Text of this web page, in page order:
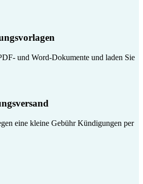
und Word-Dokumente und laden Sie
eine kleine Gebühr Kündigungen per